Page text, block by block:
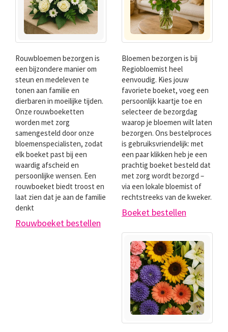
Rouwbloemen bezorgen is
een bijzondere manier om
steun en medeleven te
tonen aan familie en
dierbaren in moeilijke tijden.
Onze rouwboeketten
worden met zorg
samengesteld door onze
bloemenspecialisten, zodat
elk boeket past bij een
waardig afscheid en
persoonlijke wensen. Een
rouwboeket biedt troost en
laat zien dat je aan de familie
denkt
Rouwboeket bestellen
Bloemen bezorgen is bij
Regiobloemist heel
eenvoudig. Kies jouw
favoriete boeket, voeg een
persoonlijk kaartje toe en
selecteer de bezorgdag
waarop je bloemen wilt laten
bezorgen. Ons bestelproces
is gebruiksvriendelijk: met
een paar klikken heb je een
prachtig boeket besteld dat
met zorg wordt bezorgd –
via een lokale bloemist of
rechtstreeks van de kweker.
Boeket bestellen